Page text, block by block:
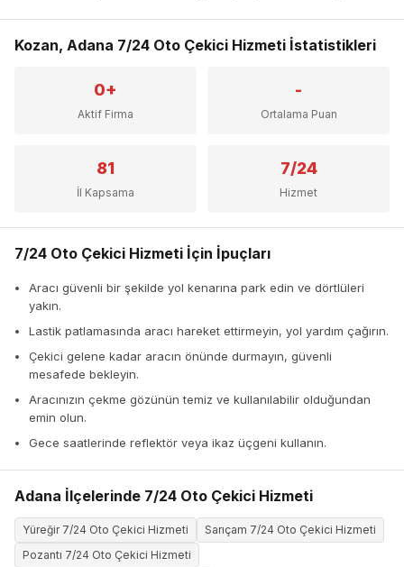
Kozan, Adana 7/24 Oto Çekici Hizmeti İstatistikleri
0+
Aktif Firma
-
Ortalama Puan
81
İl Kapsama
7/24
Hizmet
7/24 Oto Çekici Hizmeti İçin İpuçları
Aracı güvenli bir şekilde yol kenarına park edin ve dörtlüleri
yakın.
Lastik patlamasında aracı hareket ettirmeyin, yol yardım çağırın.
Çekici gelene kadar aracın önünde durmayın, güvenli
mesafede bekleyin.
Aracınızın çekme gözünün temiz ve kullanılabilir olduğundan
emin olun.
Gece saatlerinde reflektör veya ikaz üçgeni kullanın.
Adana İlçelerinde 7/24 Oto Çekici Hizmeti
Yüreğir 7/24 Oto Çekici Hizmeti
Sarıçam 7/24 Oto Çekici Hizmeti
Pozantı 7/24 Oto Çekici Hizmeti